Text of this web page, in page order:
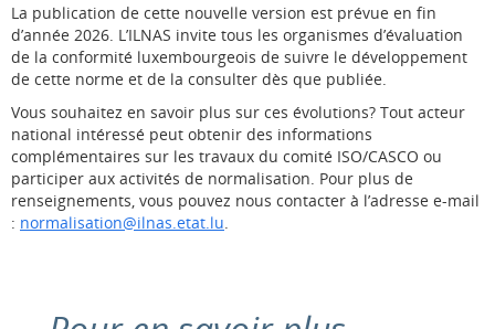
La publication de cette nouvelle version est prévue en fin
d’année 2026. L’ILNAS invite tous les organismes d’évaluation
de la conformité luxembourgeois de suivre le développement
de cette norme et de la consulter dès que publiée.
Vous souhaitez en savoir plus sur ces évolutions? Tout acteur
national intéressé peut obtenir des informations
complémentaires sur les travaux du comité ISO/CASCO ou
participer aux activités de normalisation. Pour plus de
renseignements, vous pouvez nous contacter à l’adresse e-mail
: normalisation@ilnas.etat.lu.